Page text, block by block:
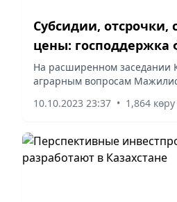
Субсидии, отсрочки,
цены: господдержка
посевы пострадали
На расширенном заседании
аграрным вопросам
холдинга «Байтерек»
10.10.2023 23:37 • 1,864 көру